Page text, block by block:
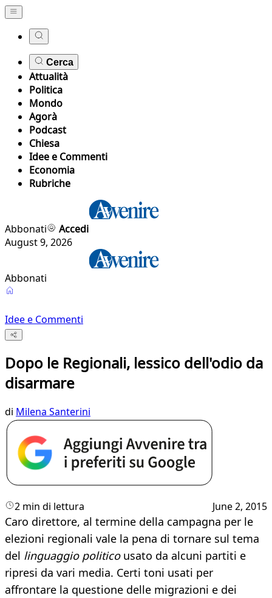
Cerca
Attualità
Politica
Mondo
Agorà
Podcast
Chiesa
Idee e Commenti
Economia
Rubriche
Abbonati
Accedi
August 9, 2026
Abbonati
Idee e Commenti
Dopo le Regionali, lessico dell'odio da
disarmare
di Milena Santerini
2 min di lettura June 2, 2015
Caro direttore, al termine della campagna per le
elezioni regionali vale la pena di tornare sul tema
del linguaggio politicousato da alcuni partiti e
ripresi da vari media. Certi toni usati per
affrontare la questione delle migrazioni e dei